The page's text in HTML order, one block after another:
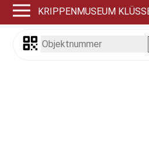
KRIPPENMUSEUM